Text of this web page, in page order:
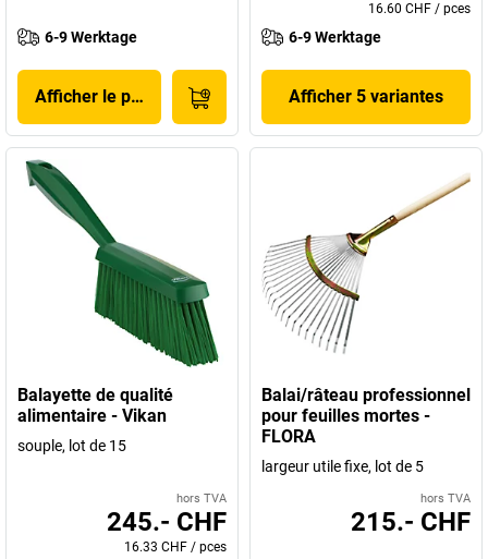
6-9 Werktage
Afficher le produit
16.60 CHF / pces
6-9 Werktage
Afficher 5 variantes
Balayette de qualité
alimentaire - Vikan
souple, lot de 15
hors TVA
245.- CHF
16.33 CHF / pces
Balai/râteau professionnel
pour feuilles mortes -
FLORA
largeur utile fixe, lot de 5
hors TVA
215.- CHF